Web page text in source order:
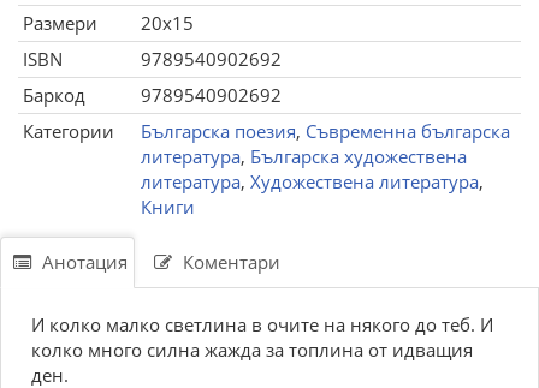
Размери
20x15
ISBN
9789540902692
Баркод
9789540902692
Категории
Българска поезия, Съвременна българска
литература, Българска художествена
литература, Художествена литература,
Книги
Анотация Коментари
И колко малко светлина в очите на някого до теб. И
колко много силна жажда за топлина от идващия
ден.